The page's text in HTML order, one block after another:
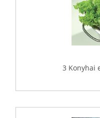
3 Konyhai